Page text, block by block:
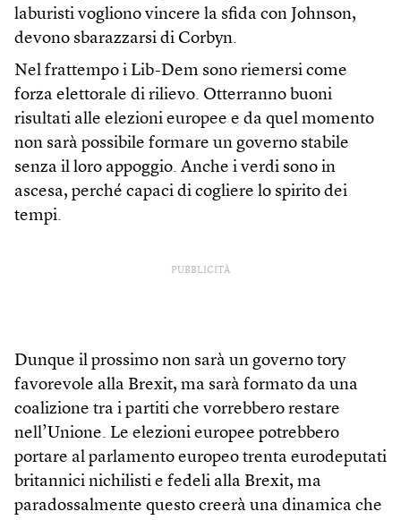
laburisti vogliono vincere la sfida con Johnson,
devono sbarazzarsi di Corbyn.
Nel frattempo i Lib-Dem sono riemersi come
forza elettorale di rilievo. Otterranno buoni
risultati alle elezioni europee e da quel momento
non sarà possibile formare un governo stabile
senza il loro appoggio. Anche i verdi sono in
ascesa, perché capaci di cogliere lo spirito dei
tempi.
PUBBLICITÀ
Dunque il prossimo non sarà un governo tory
favorevole alla Brexit, ma sarà formato da una
coalizione tra i partiti che vorrebbero restare
nell’Unione. Le elezioni europee potrebbero
portare al parlamento europeo trenta eurodeputati
britannici nichilisti e fedeli alla Brexit, ma
paradossalmente questo creerà una dinamica che